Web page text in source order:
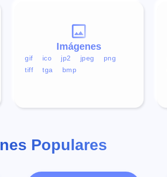
Imágenes
gif ico jp2 jpeg
png
tiff
tga bmp
Populares